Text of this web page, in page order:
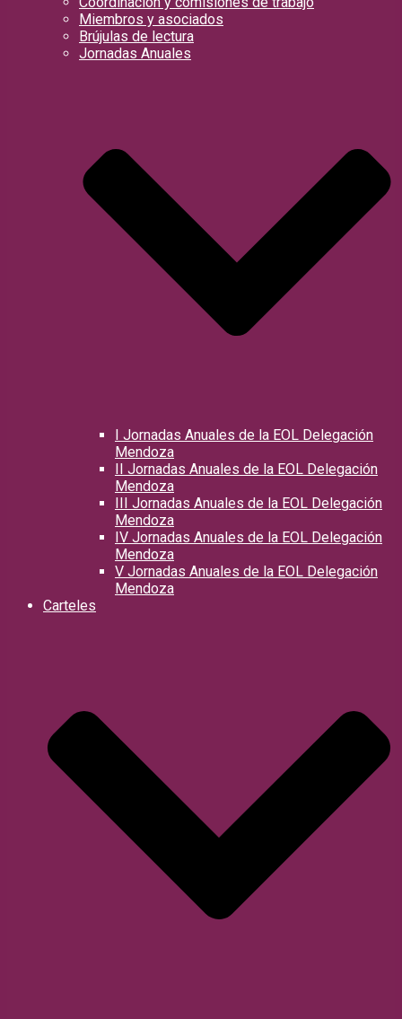
Miembros y asociados
Brújulas de lectura
Jornadas Anuales
I Jornadas Anuales de la EOL Delegación
Mendoza
II Jornadas Anuales de la EOL Delegación
Mendoza
III Jornadas Anuales de la EOL Delegación
Mendoza
IV Jornadas Anuales de la EOL Delegación
Mendoza
V Jornadas Anuales de la EOL Delegación
Mendoza
Carteles